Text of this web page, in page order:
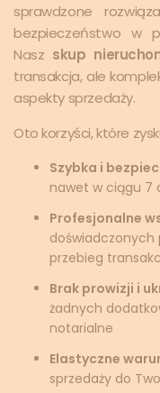
sprawdzone
bezpieczeństwo w
Nasz skup
transakcja, ale
aspekty sprzedaży.
Oto korzyści, które
Szybka i
nawet w ciągu 7
Profesjonalne
doświadczonych
przebieg
Brak prowizji i
żadnych
notarialne
Elastyczne
sprzedaży do